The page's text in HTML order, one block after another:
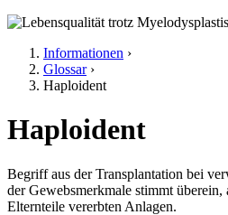
Sie sind hier
Informationen ›
Glossar›
Haploident
Haploident
Begriff aus der Transplantation bei
der Gewebsmerkmale stimmt
Elternteile vererbten Anlagen.